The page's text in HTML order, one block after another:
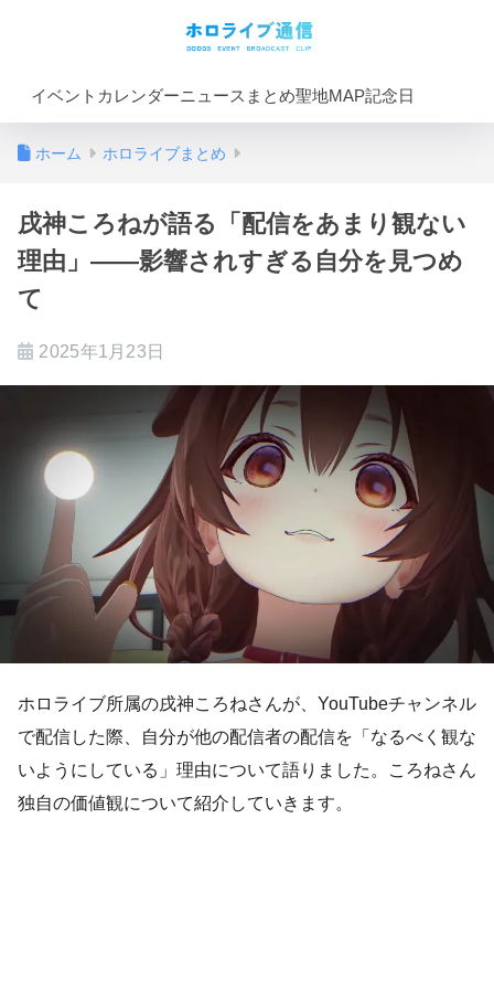
イベントカレンダーニュースまとめ聖地MAP記念日
ホーム ホロライブまとめ
戌神ころねが語る「配信をあまり観ない
理由」――影響されすぎる自分を見つめ
て
2025年1月23日
ホロライブ所属の戌神ころねさんが、YouTubeチャンネル
で配信した際、自分が他の配信者の配信を「なるべく観な
いようにしている」理由について語りました。ころねさん
独自の価値観について紹介していきます。